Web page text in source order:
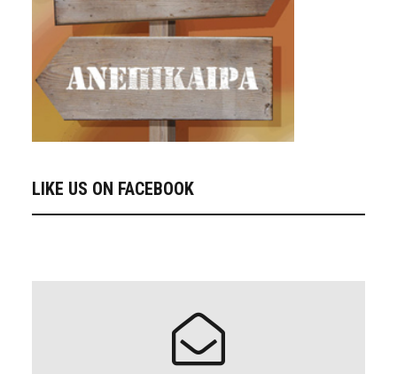
LIKE US ON FACEBOOK